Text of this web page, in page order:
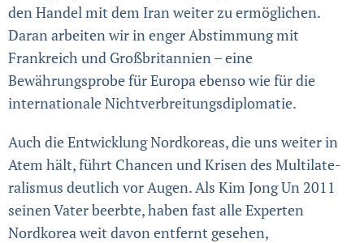
den Handel mit dem Iran weiter zu ermöglichen.
Daran arbeiten wir in enger Abstimmung mit
Frankreich und Großbritannien – eine
Bewährungsprobe für Europa ebenso wie für die
inter­nationale Nichtverbreitungs­diplomatie.
Auch die Entwicklung Nordkoreas, die uns weiter in
Atem hält, führt Chancen und Krisen des Multi­late­
ralis­mus deutlich vor Augen. Als Kim Jong Un 2011
seinen Vater beerbte, haben fast alle Experten
Nordkorea weit davon entfernt gesehen,